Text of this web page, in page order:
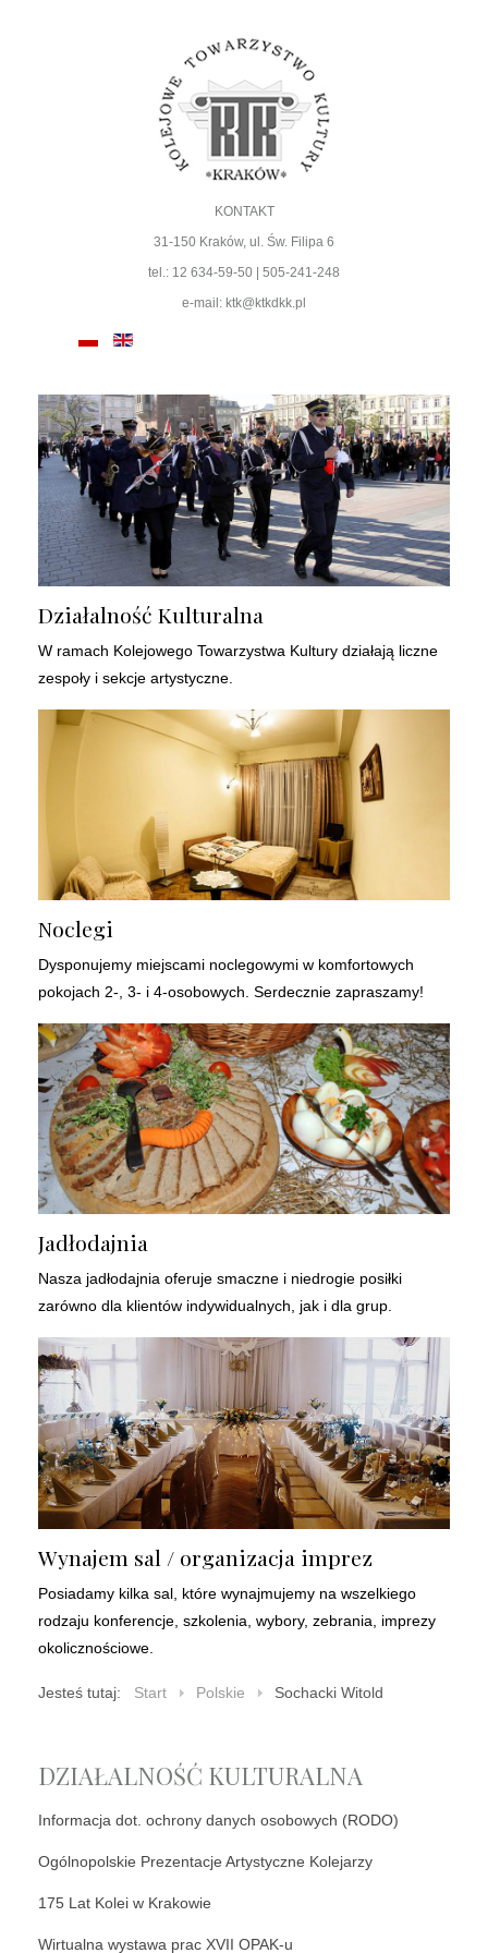
KONTAKT
31-150 Kraków, ul. Św. Filipa 6
tel.: 12 634-59-50 | 505-241-248
e-mail: ktk@ktkdkk.pl
Działalność Kulturalna
W ramach Kolejowego Towarzystwa Kultury działają liczne
zespoły i sekcje artystyczne.
Noclegi
Dysponujemy miejscami noclegowymi w komfortowych
pokojach 2-, 3- i 4-osobowych. Serdecznie zapraszamy!
Jadłodajnia
Nasza jadłodajnia oferuje smaczne i niedrogie posiłki
zarówno dla klientów indywidualnych, jak i dla grup.
Wynajem sal / organizacja imprez
Posiadamy kilka sal, które wynajmujemy na wszelkiego
rodzaju konferencje, szkolenia, wybory, zebrania, imprezy
okolicznościowe.
Jesteś tutaj: Start Polskie Sochacki Witold
DZIAŁALNOŚĆ KULTURALNA
Informacja dot. ochrony danych osobowych (RODO)
Ogólnopolskie Prezentacje Artystyczne Kolejarzy
175 Lat Kolei w Krakowie
Wirtualna wystawa prac XVII OPAK-u